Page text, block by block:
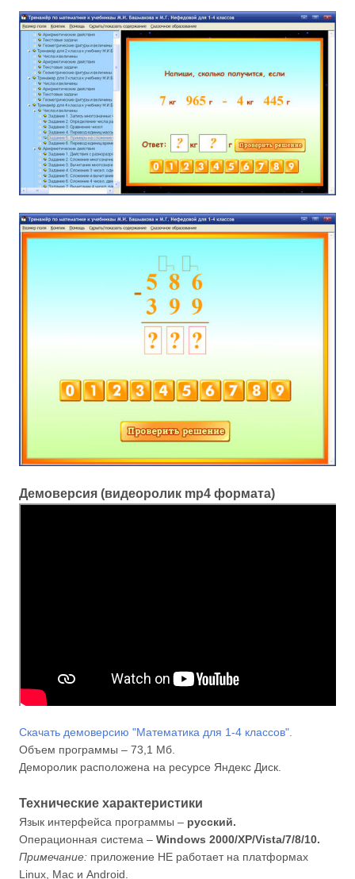
Демоверсия (видеоролик mp4 формата)
Скачать демоверсию "Математика для 1-4 классов".
Объем программы – 73,1 Мб.
Деморолик расположена на ресурсе Яндекс Диск.
Технические характеристики
Язык интерфейса программы – русский.
Операционная система – Windows 2000/XP/Vista/7/8/10.
Примечание: приложение НЕ работает на платформах
Linux, Mac и Android.